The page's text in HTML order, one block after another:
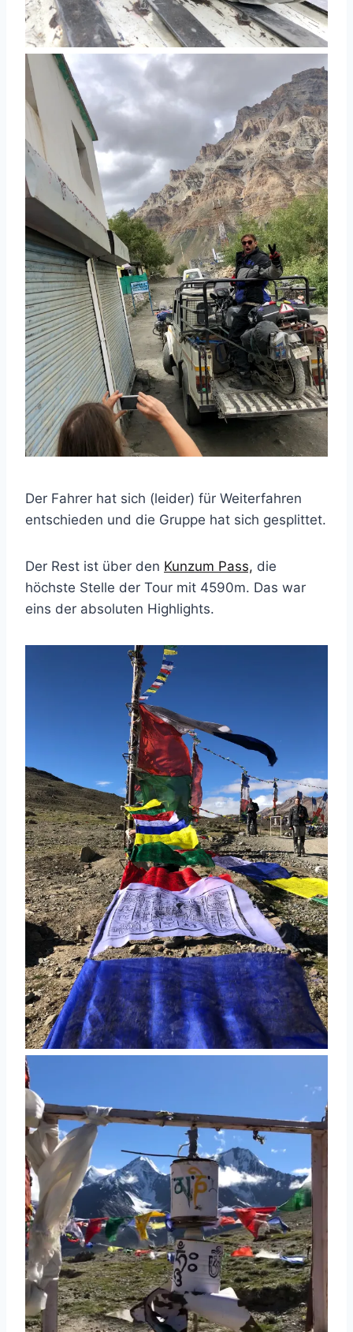
Der Fahrer hat sich (leider) für Weiterfahren
entschieden und die Gruppe hat sich gesplittet.
Der Rest ist über den Kunzum Pass, die
höchste Stelle der Tour mit 4590m. Das war
eins der absoluten Highlights.